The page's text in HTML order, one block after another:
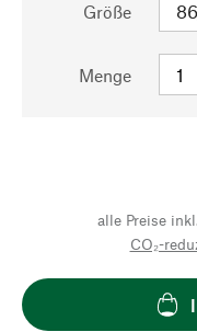
Größe
Menge
alle Preise
CO₂-